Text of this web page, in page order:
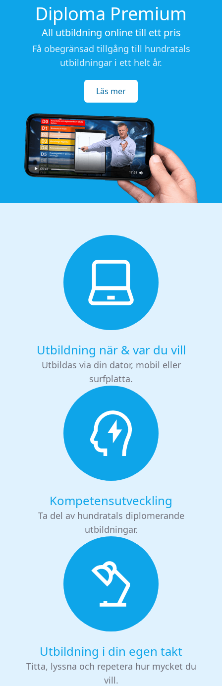
Diploma Premium
All utbildning online till ett pris
Få obegränsad tillgång till hundratals
utbildningar i ett helt år.
Läs mer
Utbildning när & var du vill
Utbildas via din dator, mobil eller
surfplatta.
Kompetensutveckling
Ta del av hundratals diplomerande
utbildningar.
Utbildning i din egen takt
Titta, lyssna och repetera hur mycket du
vill.